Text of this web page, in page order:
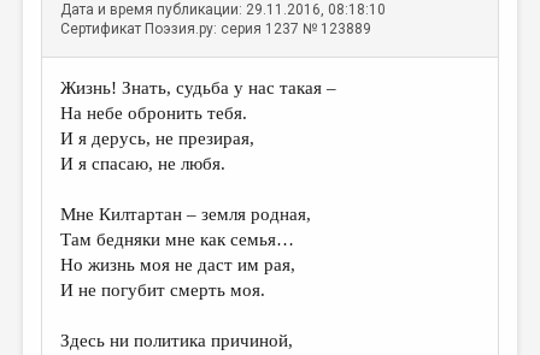
ЛИТСАЛОН
ПРАВИЛА САЙТА
ОТДЕЛЫ И РУБРИКИ
ДАЙДЖЕСТ
ПРОИЗВЕДЕНИЯ
Дата и время публикации: 29.11.2016, 08:18:10
Сертификат Поэзия.ру: серия 1237 № 123889
Жизнь! Знать, судьба у нас такая –
На небе обронить тебя.
И я дерусь, не презирая,
И я спасаю, не любя.
Мне Килтартан – земля родная,
Там бедняки мне как семья…
Но жизнь моя не даст им рая,
И не погубит смерть моя.
Здесь ни политика причиной,